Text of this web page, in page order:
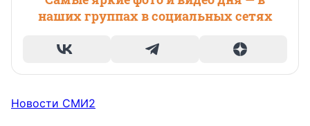
наших группах в социальных сетях
Новости СМИ2